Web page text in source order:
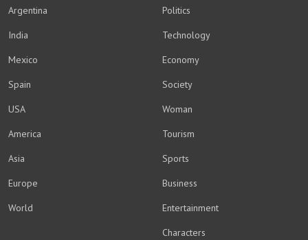
Argentina
India
Mexico
Spain
USA
America
Asia
Europe
World
Politics
Technology
Economy
Society
Woman
Tourism
Sports
Business
Entertainment
Characters